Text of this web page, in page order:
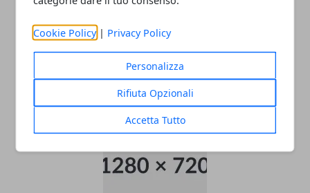
Cookie Policy | Privacy Policy
Personalizza
Rifiuta Opzionali
Accetta Tutto
Come raggiungere l’aeroporto di